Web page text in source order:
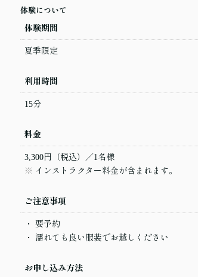
体験について
体験期間
夏季限定
利用時間
15分
料金
3,300円（税込）／1名様
インストラクター料金が含まれます。
ご注意事項
要予約
濡れても良い服装でお越しください
お申し込み方法